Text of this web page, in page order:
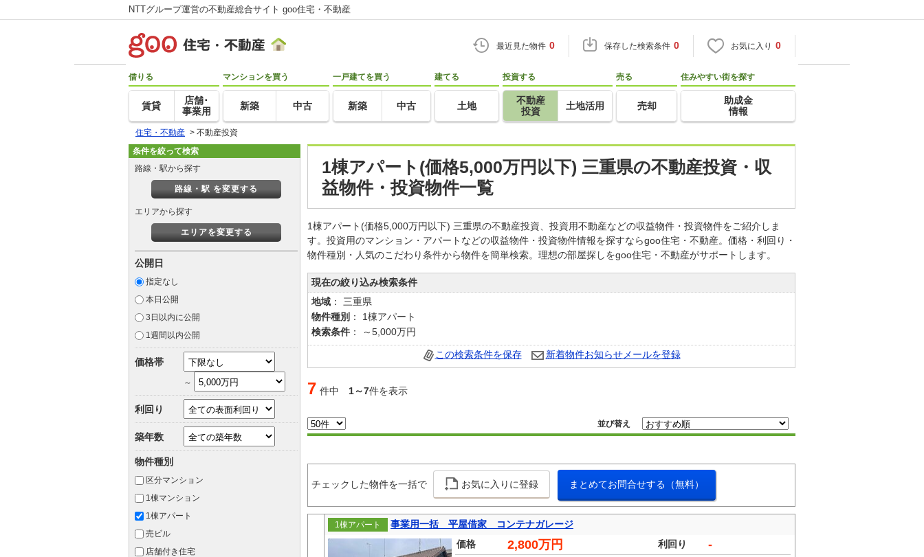
NTTグループ運営の不動産総合サイト goo住宅・不動産
最近見た物件 0 保存した検索条件 0 お気に入り 0
借りる
賃貸
店舗･
事業用
マンションを買う
新築 中古
一戸建てを買う
新築 中古
建てる
土地
投資する
不動産
投資
土地活用
売る
売却
住みやすい街を探す
助成金
情報
住宅・不動産 > 不動産投資
1棟アパート(価格5,000万円以下) 三重県の不動産投資・収
益物件・投資物件一覧
1棟アパート(価格5,000万円以下) 三重県の不動産投資、投資用不動産などの収益物件・投資物件をご紹介しま
す。投資用のマンション・アパートなどの収益物件・投資物件情報を探すならgoo住宅・不動産。価格・利回り・
物件種別・人気のこだわり条件から物件を簡単検索。理想の部屋探しをgoo住宅・不動産がサポートします。
現在の絞り込み検索条件
地域 ： 三重県
物件種別 ： 1棟アパート
検索条件 ： ～5,000万円
この検索条件を保存 新着物件お知らせメールを登録
7 件中 1～7件を表示
並び替え
チェックした物件を一括で お気に入りに登録 まとめてお問合せする（無料）
1棟アパート
事業用一括 平屋借家 コンテナガレージ
価格
2,800万円 利回り -
条件を絞って検索
路線・駅から探す
路線・駅 を変更する
エリアから探す
エリアを変更する
公開日
指定なし
本日公開
3日以内に公開
1週間以内公開
価格帯
～
利回り
築年数
物件種別
区分マンション
1棟マンション
1棟アパート
売ビル
店舗付き住宅